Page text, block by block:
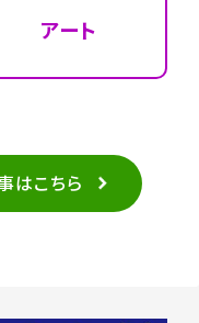
アート
はこちら